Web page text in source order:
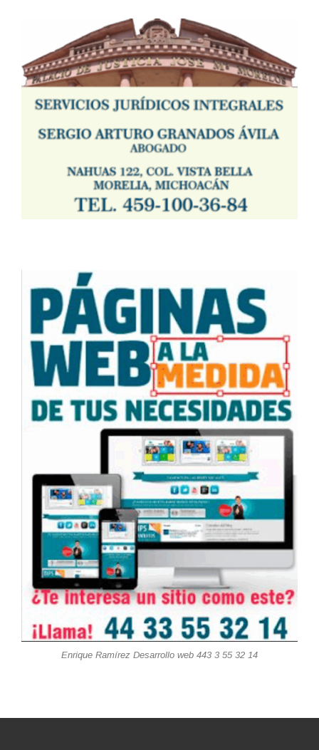
Enrique Ramírez Desarrollo web 443 3 55 32 14